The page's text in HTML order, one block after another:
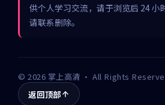
供个人学习交流，请于浏览后 24 小
请联系删除。
©2026 掌上高清 · All Rights
返回顶部